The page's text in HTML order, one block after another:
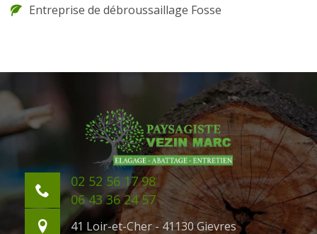
Entreprise de débroussaillage Fosse
02 52 56 17 98
06 43 36 24 57
41 Loir-et-Cher - 41130 Gievres